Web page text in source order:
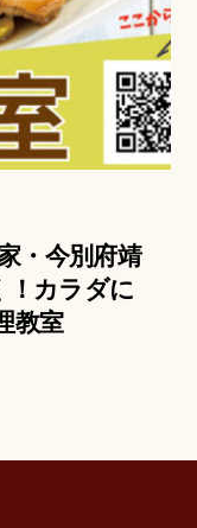
・今別府靖
！カラダに
教室